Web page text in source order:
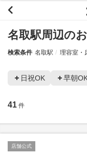
名取駅周辺の
検索条件 名取駅 理容室・
日祝OK 早朝
41 件
店舗公式